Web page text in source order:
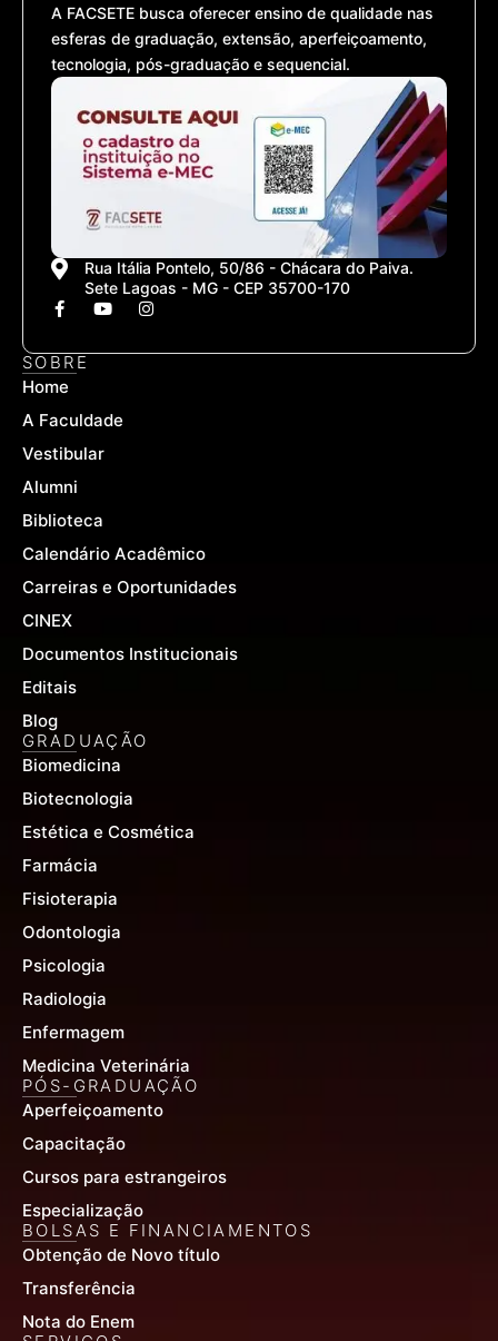
A FACSETE busca oferecer ensino de qualidade nas
esferas de graduação, extensão, aperfeiçoamento,
tecnologia, pós-graduação e sequencial.
Rua Itália Pontelo, 50/86 - Chácara do Paiva.
Sete Lagoas - MG - CEP 35700-170
F
a
e
b
o
k
f
Y
o
t
I
n
t
SOBRE
Home
A Faculdade
Vestibular
Alumni
Biblioteca
Calendário Acadêmico
Carreiras e Oportunidades
CINEX
Documentos Institucionais
Editais
Blog
GRADUAÇÃO
Biomedicina
Biotecnologia
Estética e Cosmética
Farmácia
Fisioterapia
Odontologia
Psicologia
Radiologia
Enfermagem
Medicina Veterinária
PÓS-GRADUAÇÃO
Aperfeiçoamento
Capacitação
Cursos para estrangeiros
Especialização
BOLSAS E FINANCIAMENTOS
Obtenção de Novo título
Transferência
Nota do Enem